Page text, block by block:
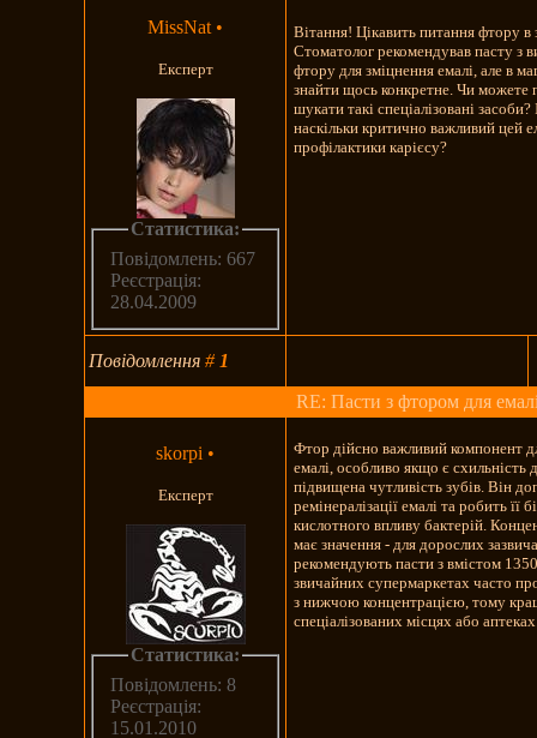
MissNat •
Експерт
Статистика:
Повідомлень: 667
Реєстрація:
28.04.2009
Вітання! Цікавить питання фтору в
Стоматолог рекомендував пасту з
фтору для зміцнення емалі, але в
знайти щось конкретне. Чи можете
шукати такі спеціалізовані засоби?
наскільки критично важливий цей
профілактики карієсу?
Повідомлення# 1
RE: Пасти з фтором для
skorpi •
Експерт
Статистика:
Повідомлень: 8
Реєстрація:
15.01.2010
Фтор дійсно важливий компонент
емалі, особливо якщо є схильність
підвищена чутливість зубів. Він
ремінералізації емалі та робить її
кислотного впливу бактерій.
має значення - для дорослих
рекомендують пасти з вмістом
звичайних супермаркетах часто
з нижчою концентрацією, тому
спеціалізованих місцях або